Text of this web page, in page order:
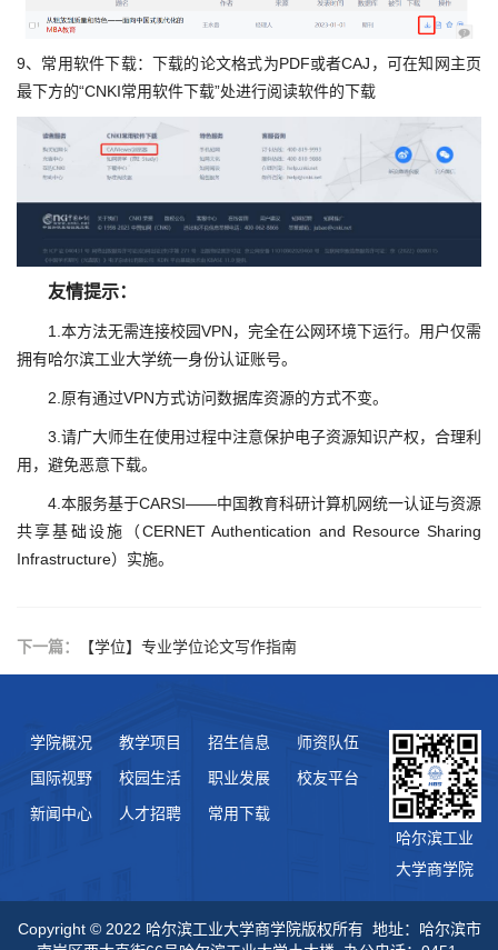
9、常用软件下载：下载的论文格式为PDF或者CAJ，可在知网主页
最下方的“CNKI常用软件下载”处进行阅读软件的下载
友情提示：
1.本方法无需连接校园VPN，完全在公网环境下运行。用户仅需
拥有哈尔滨工业大学统一身份认证账号。
2.原有通过VPN方式访问数据库资源的方式不变。
3.请广大师生在使用过程中注意保护电子资源知识产权，合理利
用，避免恶意下载。
4.本服务基于CARSI——中国教育科研计算机网统一认证与资源
共享基础设施（CERNET Authentication and Resource Sharing
Infrastructure）实施。
下一篇： 【学位】专业学位论文写作指南
学院概况 教学项目 招生信息
师资队伍
国际视野
校园生活 职业发展
校友平台
新闻中心
人才招聘
常用下载
哈尔滨工业
大学商学院
Copyright © 2022 哈尔滨工业大学商学院版权所有 地址：哈尔滨市